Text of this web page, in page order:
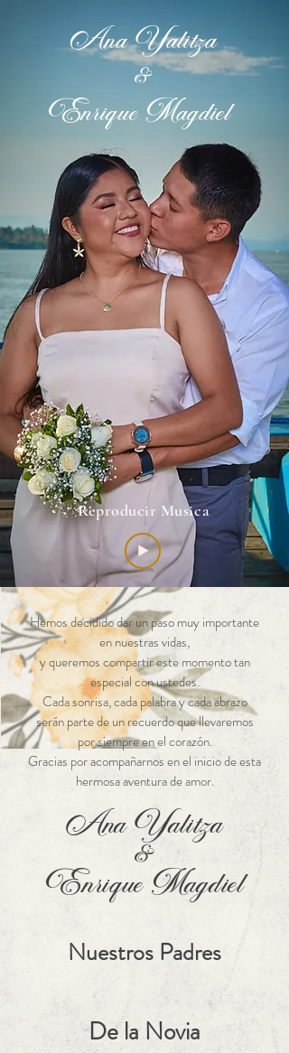
Ana Yalitza
&
Enrique Magdiel
Reproducir Musica
Hemos decidido dar un paso muy importante
en nuestras vidas,
y queremos compartir este momento tan
especial con ustedes.
Cada sonrisa, cada palabra y cada abrazo
serán parte de un recuerdo que llevaremos
por siempre en el corazón.
Gracias por acompañarnos en el inicio de esta
hermosa aventura de amor.
Ana Yalitza
&
Enrique Magdiel
Nuestros Padres
De la Novia